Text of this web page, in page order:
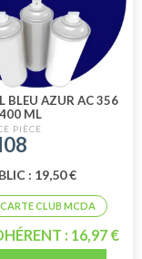
BLEU AZUR AC 356
ML
: 19,50 €
: 16,97 €